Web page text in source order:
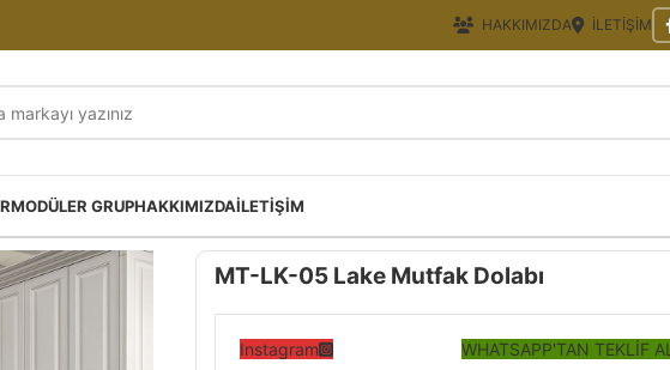
HAKKIMIZDA İLETIŞIM
MODÜLER GRUPHAKKIMIZDAİLETIŞIM
MT-LK-05 Lake Mutfak Dolabı
Instagram WHATSAPP'TAN TEKLİF AL